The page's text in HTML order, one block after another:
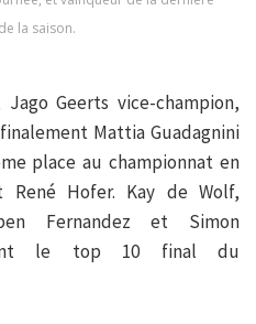
la saison.
Geerts vice-champion,
Mattia Guadagnini
place au championnat en
Hofer. Kay de Wolf,
Fernandez et Simon
le top 10 final du